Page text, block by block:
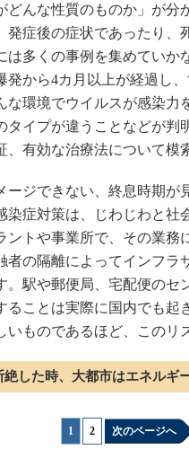
んな性質のものか」が分
発症後の症状であったり、
は多くの事例を集めていか
発から4カ月以上が経過し
な環境でウイルスが感染力
タイプが違うことなどが判
有効な治療法について模
ジできない、終息時期が
染症対策は、じわじわと社
ントや事業所で、その業務
者の隔離によってインフラ
駅や郵便局、宅配便のセ
ることは実際に国内でも起
ものであるほど、このリ
絶した時、大都市はエネルギ
1 2 次のページへ